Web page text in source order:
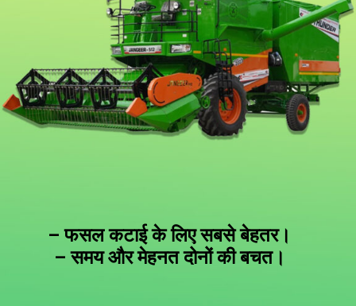
– फसल कटाई के लिए सबसे बेहतर।
– समय और मेहनत दोनों की बचत।